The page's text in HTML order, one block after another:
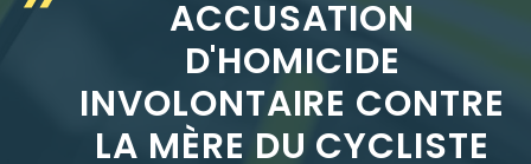
ACCUSATION
D'HOMICIDE
INVOLONTAIRE CONTRE
LA MÈRE DU CYCLISTE